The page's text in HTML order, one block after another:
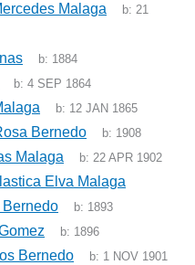
Malaga b:21
b: 1884
b:4 SEP 1864
b: 12 JAN 1865
Bernedo b: 1908
Malaga b:22 APR 1902
Elva Malaga
Bernedo b: 1893
b: 1896
Bernedo b: 1 NOV 1901